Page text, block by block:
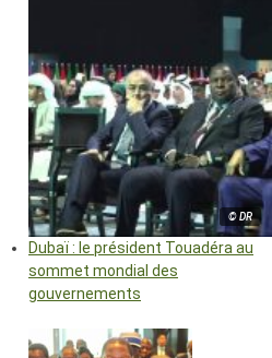
© DR
Dubaï : le président Touadéra au
sommet mondial des
gouvernements